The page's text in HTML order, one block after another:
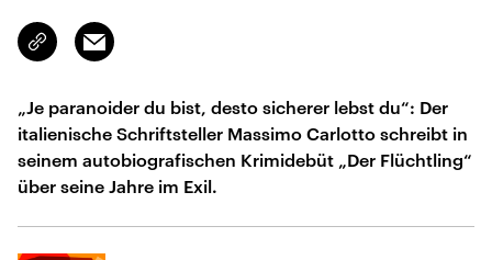
Link
kopieren/teilen
Email
„Je paranoider du bist, desto sicherer lebst du“: Der
italienische Schriftsteller Massimo Carlotto schreibt in
seinem autobiografischen Krimidebüt „Der Flüchtling“
über seine Jahre im Exil.